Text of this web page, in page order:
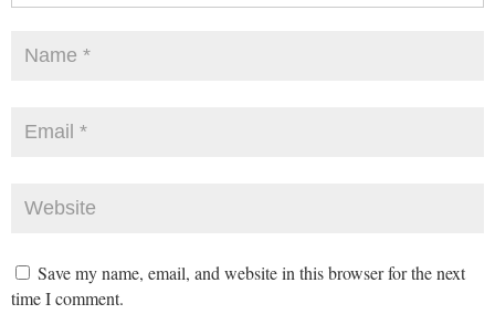
Save my name, email, and website in this browser for the next
time I comment.